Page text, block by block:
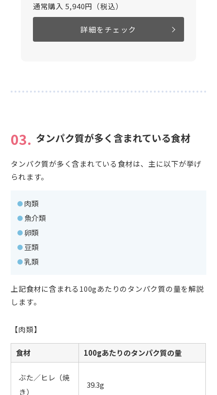
通常購入 5,940円（税込）
詳細をチェック
03. タンパク質が多く含まれている食材
タンパク質が多く含まれている食材は、主に以下が挙げ
られます。
肉類
魚介類
卵類
豆類
乳類
上記食材に含まれる100gあたりのタンパク質の量を解説
します。
【肉類】
食材 100gあたりのタンパク質の量
ぶた／ヒレ（焼
き）
39.3g